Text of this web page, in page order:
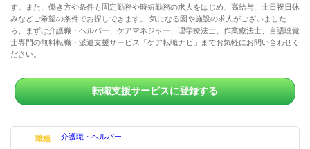
す。また、働き方や条件も固定勤務や時短勤務の求人をはじめ、高給与、土日祝日休
みなどご希望の条件でお探しできます。 気になる園や施設の求人がございました
ら、まずは介護職・ヘルパー、ケアマネジャー、理学療法士、作業療法士、言語聴覚
士専門の無料転職・派遣支援サービス「ケア転職ナビ」までお気軽にお問い合わせく
ださい。
転職支援サービスに登録する
職種 介護職・ヘルパー